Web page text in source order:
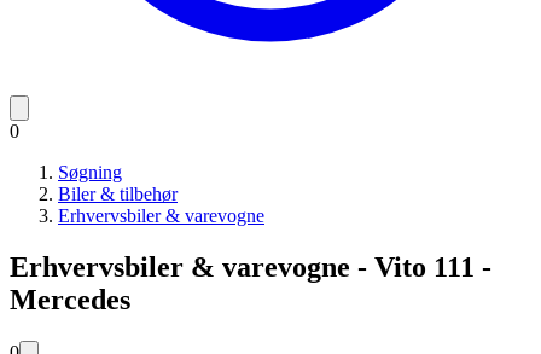
0
Søgning
Biler & tilbehør
Erhvervsbiler & varevogne
Erhvervsbiler & varevogne - Vito 111 -
Mercedes